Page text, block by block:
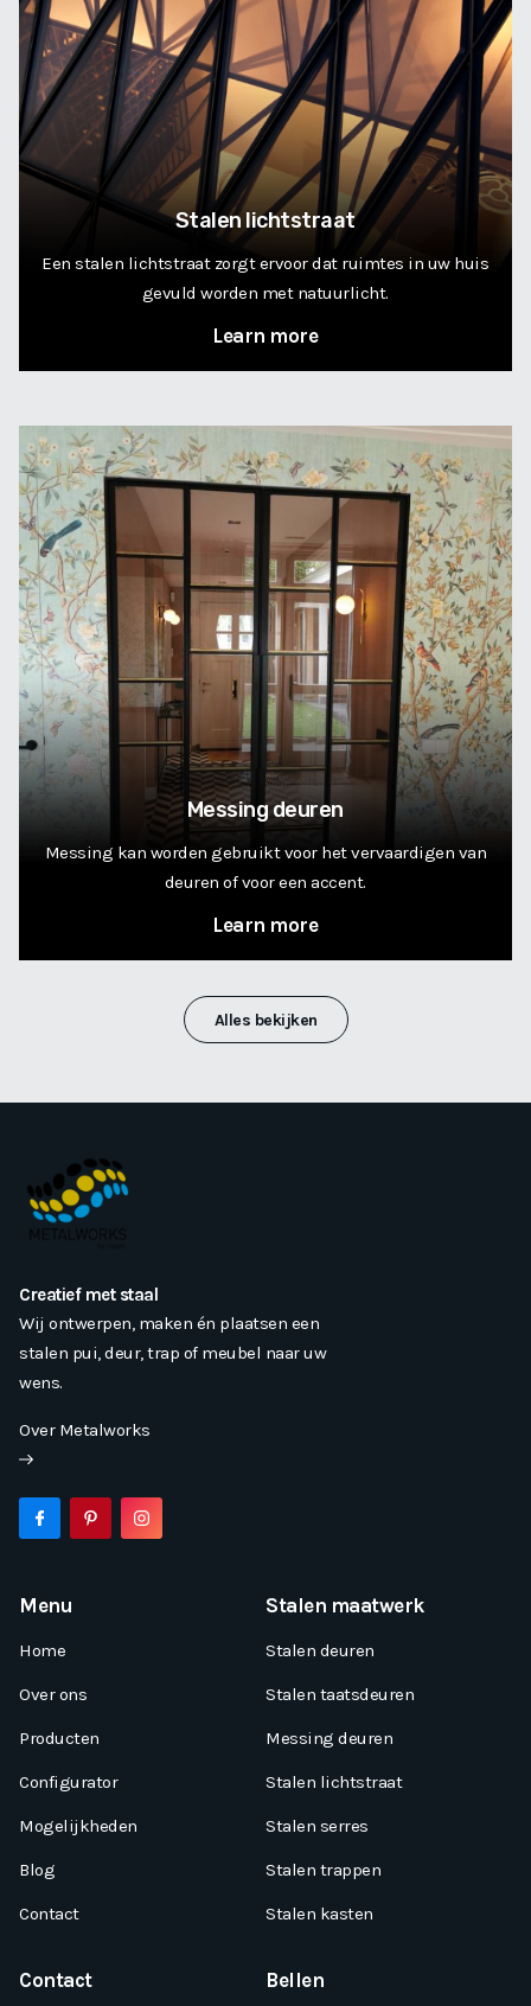
Stalen lichtstraat
Een stalen lichtstraat zorgt ervoor dat ruimtes in uw huis
gevuld worden met natuurlicht.
Learn more
Messing deuren
Messing kan worden gebruikt voor het vervaardigen van
deuren of voor een accent.
Learn more
Alles bekijken
Creatief met staal
Wij ontwerpen, maken én plaatsen een
stalen pui, deur, trap of meubel naar uw
wens.
Over Metalworks
Menu
Home
Over ons
Producten
Configurator
Mogelijkheden
Blog
Contact
Stalen maatwerk
Stalen deuren
Stalen taatsdeuren
Messing deuren
Stalen lichtstraat
Stalen serres
Stalen trappen
Stalen kasten
Contact Bellen